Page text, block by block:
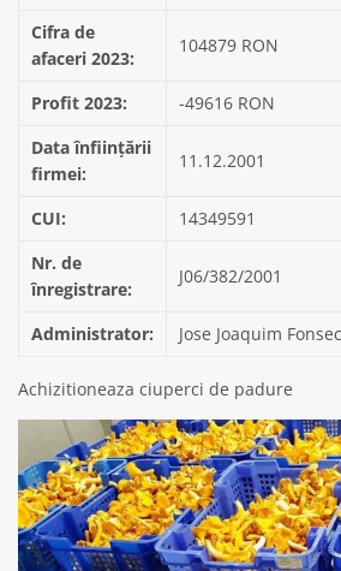
Cifra de
afaceri 2023:
104879 RON
Profit 2023:
-49616 RON
Data înființării
firmei:
11.12.2001
CUI:
14349591
Nr. de
înregistrare:
J06/382/2001
Administrator: Jose Joaquim
Achizitioneaza ciuperci de padure